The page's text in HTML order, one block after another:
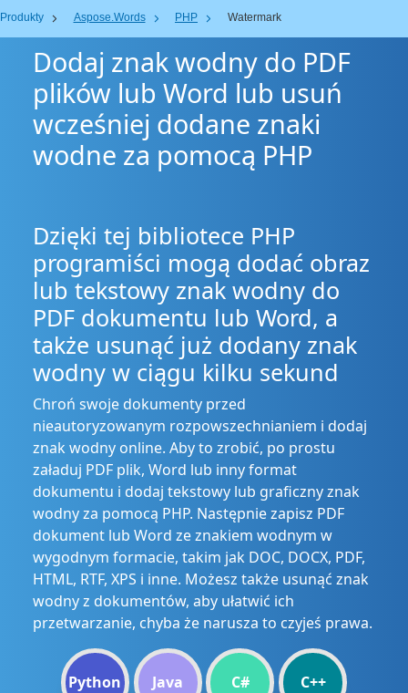
Produkty Aspose.Words PHP Watermark
Dodaj znak wodny do PDF
plików lub Word lub usuń
wcześniej dodane znaki
wodne za pomocą PHP
Dzięki tej bibliotece PHP
programiści mogą dodać obraz
lub tekstowy znak wodny do
PDF dokumentu lub Word, a
także usunąć już dodany znak
wodny w ciągu kilku sekund
Chroń swoje dokumenty przed
nieautoryzowanym rozpowszechnianiem i dodaj
znak wodny online. Aby to zrobić, po prostu
załaduj PDF plik, Word lub inny format
dokumentu i dodaj tekstowy lub graficzny znak
wodny za pomocą PHP. Następnie zapisz PDF
dokument lub Word ze znakiem wodnym w
wygodnym formacie, takim jak DOC, DOCX, PDF,
HTML, RTF, XPS i inne. Możesz także usunąć znak
wodny z dokumentów, aby ułatwić ich
przetwarzanie, chyba że narusza to czyjeś prawa.
Python Java C# C++